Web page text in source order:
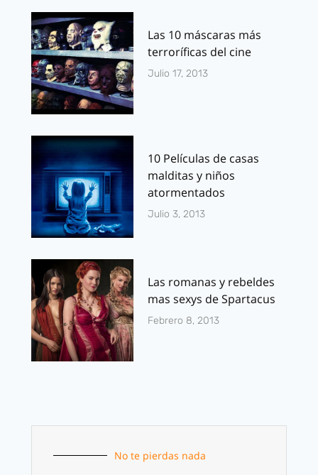
Las 10 máscaras más
terroríficas del cine
Julio 17, 2013
10 Películas de casas
malditas y niños
atormentados
Julio 3, 2013
Las romanas y rebeldes
mas sexys de Spartacus
Febrero 8, 2013
No te pierdas nada